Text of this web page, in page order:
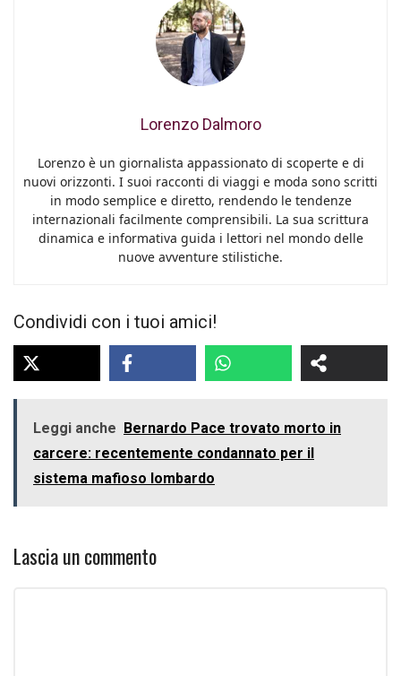
Lorenzo Dalmoro
Lorenzo è un giornalista appassionato di scoperte e di
nuovi orizzonti. I suoi racconti di viaggi e moda sono scritti
in modo semplice e diretto, rendendo le tendenze
internazionali facilmente comprensibili. La sua scrittura
dinamica e informativa guida i lettori nel mondo delle
nuove avventure stilistiche.
Condividi con i tuoi amici!
Leggi anche Bernardo Pace trovato morto in
carcere: recentemente condannato per il
sistema mafioso lombardo
Lascia un commento